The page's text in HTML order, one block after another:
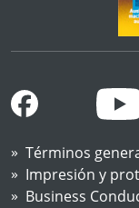
Términos
Impresión y
Business